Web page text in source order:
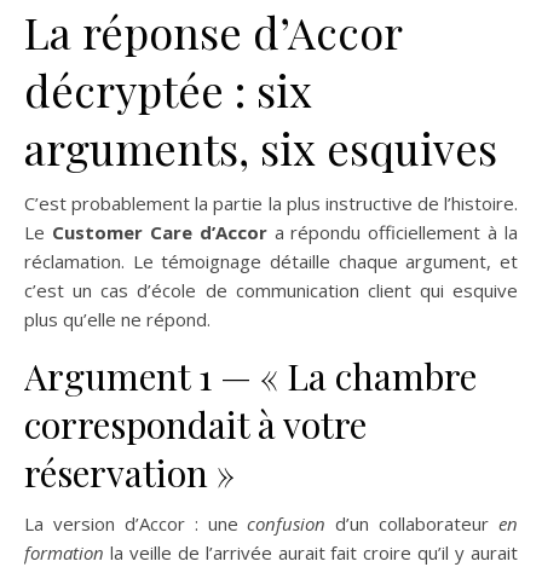
La réponse d’Accor
décryptée : six
arguments, six esquives
C’est probablement la partie la plus instructive de l’histoire.
Le Customer Care d’Accora répondu officiellement à la
réclamation. Le témoignage détaille chaque argument, et
c’est un cas d’école de communication client qui esquive
plus qu’elle ne répond.
Argument 1 — « La chambre
correspondait à votre
réservation »
La version d’Accor : uneconfusion d’un collaborateur en
formation la veille de l’arrivée aurait fait croire qu’il y aurait